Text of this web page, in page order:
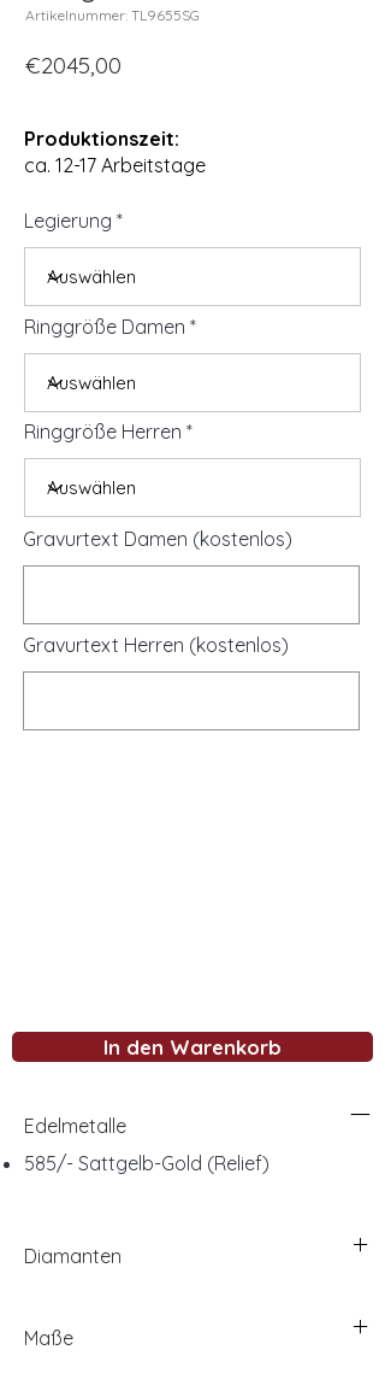
Artikelnummer: TL9655SG
€2045,00
Produktionszeit:
ca. 12-17 Arbeitstage
Legierung
Ringgröße Damen
Ringgröße Herren
Gravurtext Damen (kostenlos)
Gravurtext Herren (kostenlos)
In den Warenkorb
Edelmetalle
585/- Sattgelb-Gold (Relief)
Diamanten
Maße